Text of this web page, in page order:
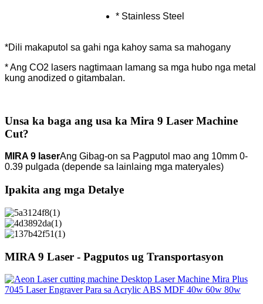
* Stainless Steel
*Dili makaputol sa gahi nga kahoy sama sa mahogany
* Ang CO2 lasers nagtimaan lamang sa mga hubo nga metal
kung anodized o gitambalan.
Unsa ka baga ang usa ka Mira 9 Laser Machine
Cut?
MIRA 9 laserAng Gibag-on sa Pagputol mao ang 10mm 0-
0.39 pulgada (depende sa lainlaing mga materyales)
Ipakita ang mga Detalye
MIRA 9 Laser - Pagputos ug Transportasyon